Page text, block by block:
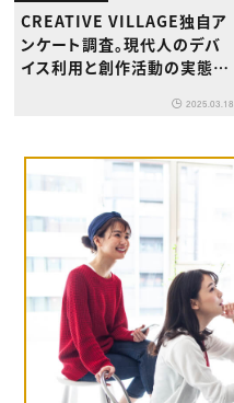
CREATIVE VILLAGE独自ア
ンケート調査。現代人のデバ
イス利用と創作活動の実態に
2025.03.18